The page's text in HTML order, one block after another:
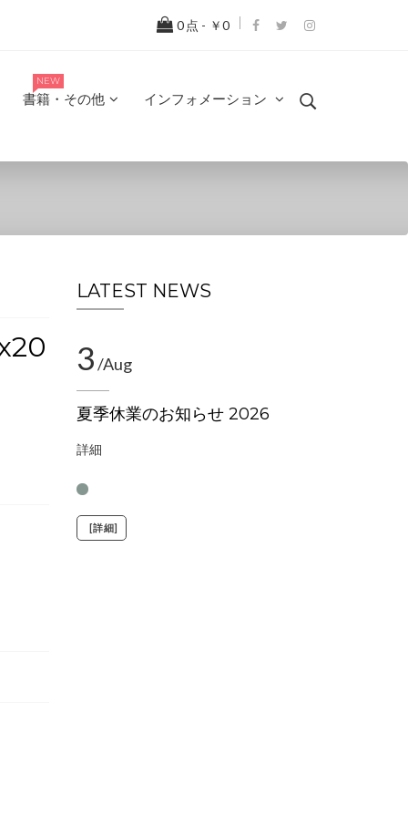
0 点 - ￥0
書籍・その他
NEW
インフォメーション
LATEST NEWS
3/Aug
夏季休業のお知らせ 2026
詳細
[詳細]